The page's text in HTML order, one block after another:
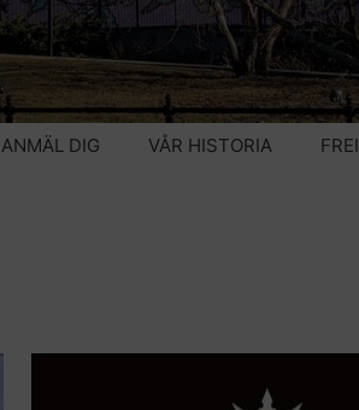
ANMÄL DIG VÅR HISTORIA